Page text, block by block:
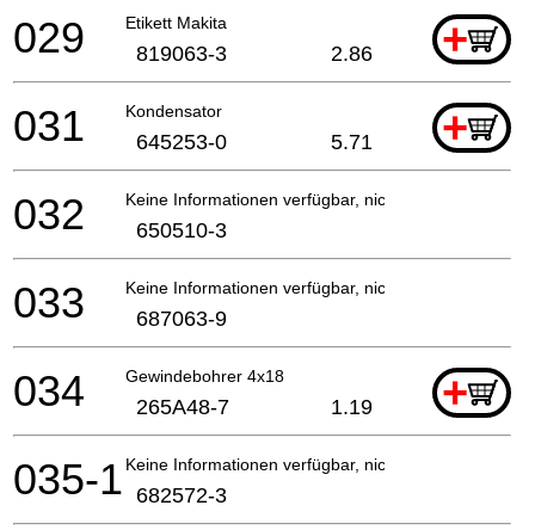
Etikett Makita +
029 819063-3 2.86
Kondensator +
031 645253-0 5.71
Keine Informationen verfügbar, nicht bestellbar
032 650510-3
Keine Informationen verfügbar, nicht bestellbar
033 687063-9
Gewindebohrer 4x18 +
034 265A48-7 1.19
Keine Informationen verfügbar, nicht bestellbar
035-1 682572-3